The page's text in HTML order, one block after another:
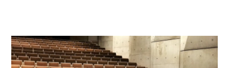
Branża
muzyczna
w